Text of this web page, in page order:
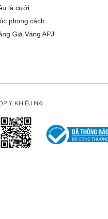
là cưới
phong cách
Giá Vàng APJ
Ý, KHIẾU NẠI